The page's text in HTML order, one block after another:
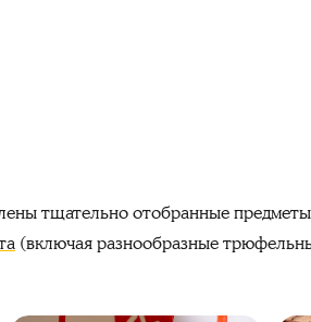
тщательно отобранные
(включая разнообразные